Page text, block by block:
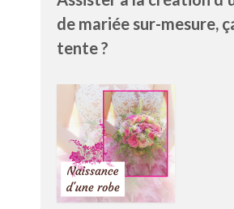
de mariée sur-mesure,
tente ?